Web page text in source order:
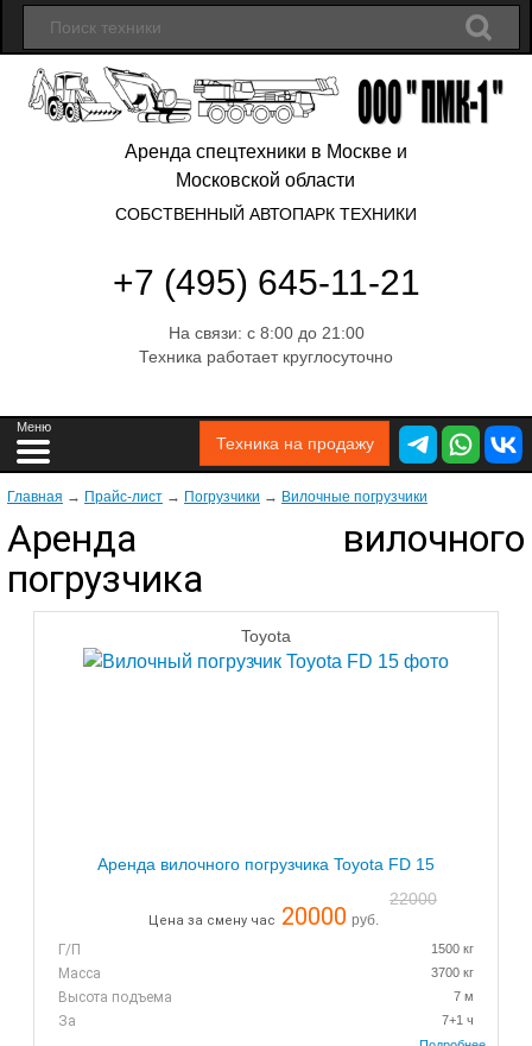
Аренда спецтехники в Москве и
Московской области
СОБСТВЕННЫЙ АВТОПАРК ТЕХНИКИ
+7 (495) 645-11-21
На связи: с 8:00 до 21:00
Техника работает круглосуточно
Техника на продажу
Главная → Прайс-лист → Погрузчики → Вилочные погрузчики
Аренда вилочного
погрузчика
Toyota
Аренда вилочного погрузчика Toyota FD 15
22000
Цена за смену час 20000 руб.
Г/П
1500 кг
Масса 3700 кг
Высота подъема 7 м
За 7+1 ч